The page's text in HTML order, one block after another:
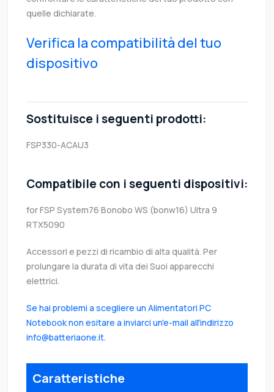
quelle dichiarate.
Verifica la compatibilità del tuo
dispositivo
Sostituisce i seguenti prodotti:
FSP330-ACAU3
Compatibile con i seguenti dispositivi:
for FSP System76 Bonobo WS (bonw16) Ultra 9
RTX5090
Accessori e pezzi di ricambio di alta qualità. Per
prolungare la durata di vita dei Suoi apparecchi
elettrici.
Se hai problemi a scegliere un Alimentatori PC
Notebook non esitare a inviarci un'e-mail all'indirizzo
info@batteriaone.it.
Caratteristiche